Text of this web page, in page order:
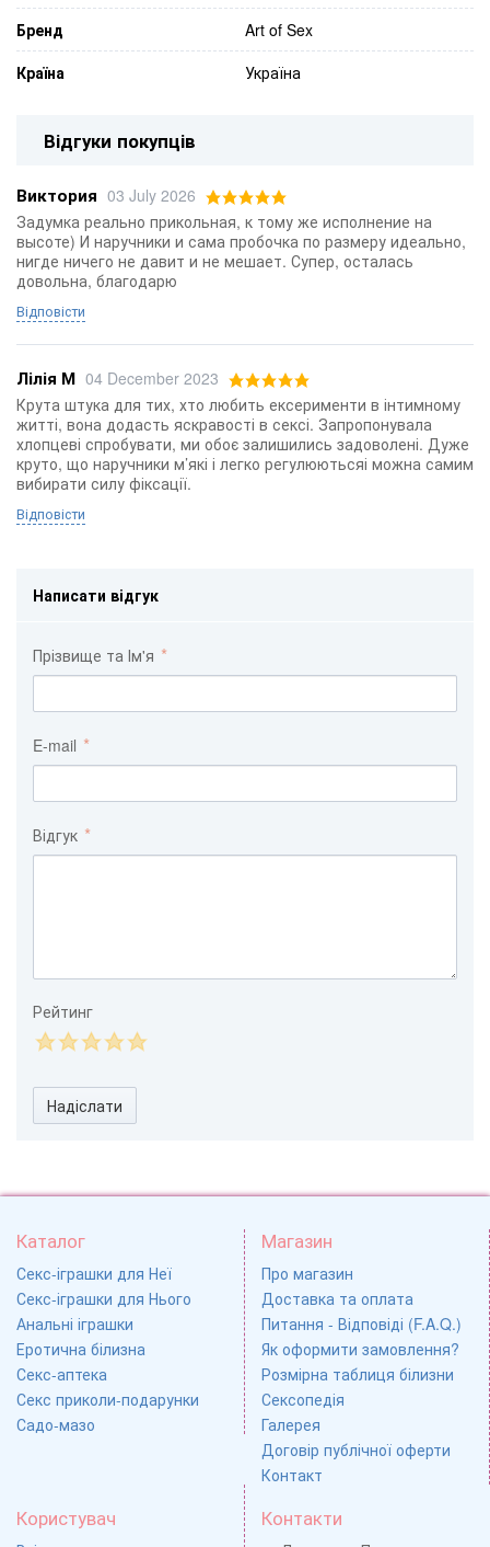
Бренд
Art of Sex
Країна
Україна
Відгуки покупців
Виктория 03 July 2026
Задумка реально прикольная, к тому же исполнение на
высоте) И наручники и сама пробочка по размеру идеально,
нигде ничего не давит и не мешает. Супер, осталась
довольна, благодарю
Відповісти
Лілія М 04 December 2023
Крута штука для тих, хто любить ексерименти в інтимному
житті, вона додасть яскравості в сексі. Запропонувала
хлопцеві спробувати, ми обоє залишились задоволені. Дуже
круто, що наручники м’які і легко регулюютьсяі можна самим
вибирати силу фіксації.
Відповісти
Написати відгук
Прізвище та Ім'я
E-mail
Відгук
Рейтинг
Надіслати
Каталог
Секс-іграшки для Неї
Секс-іграшки для Нього
Анальні іграшки
Еротична білизна
Секс-аптека
Секс приколи-подарунки
Садо-мазо
Магазин
Про магазин
Доставка та оплата
Питання - Відповіді (F.A.Q.)
Як оформити замовлення?
Розмірна таблиця білизни
Сексопедія
Галерея
Договір публічної оферти
Контакт
Користувач Контакти